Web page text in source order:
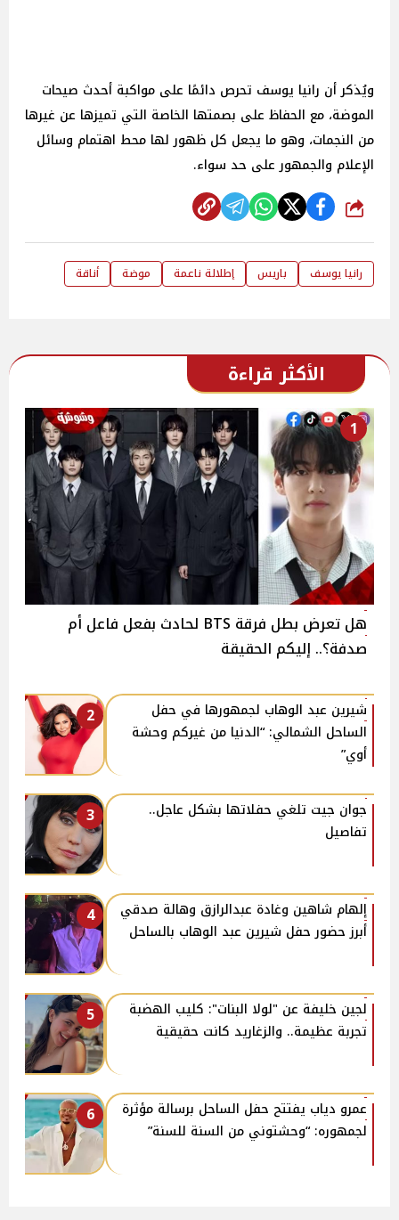
ويُذكر أن رانيا يوسف تحرص دائمًا على مواكبة أحدث صيحات
الموضة، مع الحفاظ على بصمتها الخاصة التي تميزها عن غيرها
من النجمات، وهو ما يجعل كل ظهور لها محط اهتمام وسائل
الإعلام والجمهور على حد سواء.
شارك
رانيا يوسف باريس إطلالة ناعمة موضة أناقة
الأكثر قراءة
1
هل تعرض بطل فرقة BTS لحادث بفعل فاعل أم
صدفة؟.. إليكم الحقيقة
2
شيرين عبد الوهاب لجمهورها في حفل
الساحل الشمالي: “الدنيا من غيركم وحشة
أوي”
3
جوان جيت تلغي حفلاتها بشكل عاجل..
تفاصيل
4
إلهام شاهين وغادة عبدالرازق وهالة صدقي
أبرز حضور حفل شيرين عبد الوهاب بالساحل
5
لجين خليفة عن "لولا البنات": كليب الهضبة
تجربة عظيمة.. والزغاريد كانت حقيقية
6
عمرو دياب يفتتح حفل الساحل برسالة مؤثرة
لجمهوره: “وحشتوني من السنة للسنة”